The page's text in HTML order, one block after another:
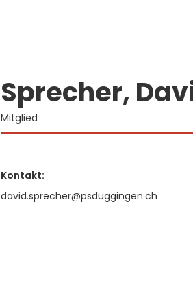
Sprecher,
Mitglied
Kontakt:
david.sprecher@psduggingen.ch